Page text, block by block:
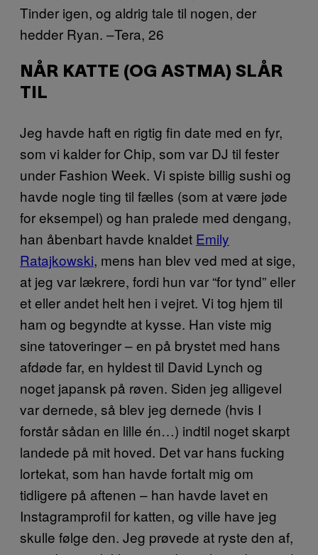
Tinder igen, og aldrig tale til nogen, der
hedder Ryan. –Tera, 26
NÅR KATTE (OG ASTMA) SLÅR
TIL
Jeg havde haft en rigtig fin date med en fyr,
som vi kalder for Chip, som var DJ til fester
under Fashion Week. Vi spiste billig sushi og
havde nogle ting til fælles (som at være jøde
for eksempel) og han pralede med dengang,
han åbenbart havde knaldet Emily
Ratajkowski, mens han blev ved med at sige,
at jeg var lækrere, fordi hun var “for tynd” eller
et eller andet helt hen i vejret. Vi tog hjem til
ham og begyndte at kysse. Han viste mig
sine tatoveringer – en på brystet med hans
afdøde far, en hyldest til David Lynch og
noget japansk på røven. Siden jeg alligevel
var dernede, så blev jeg dernede (hvis I
forstår sådan en lille én…) indtil noget skarpt
landede på mit hoved. Det var hans fucking
lortekat, som han havde fortalt mig om
tidligere på aftenen – han havde lavet en
Instagramprofil for katten, og ville have jeg
skulle følge den. Jeg prøvede at ryste den af,